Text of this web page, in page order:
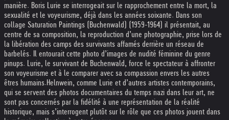
manière. Boris Lurie se interrogeait sur le rapprochement entre la mort, la
sexualité et le voyeurisme, déjà dans les années soixante. Dans son
collage Saturation Paintings (Buchenwald) (1959-1964) il présentait, au
centre de sa composition, la reproduction d’une photographie, prise lors de
la libération des camps des survivants affamés derrière un réseau de
barbelés. Il entourait cette photo d’images de nudité féminine du genre
pinups. Lurie, le survivant de Buchenwald, force le spectateur à affronter
son voyeurisme et à le comparer avec sa compassion envers les autres
êtres humains.Helnwein, comme Lurie et d’autres artistes contemporains,
qui se servent des photos documentaires du temps nazi dans leur art, ne
sont pas concernés par la fidélité à une représentation de la réalité
historique, mais s’interrogent plutôt sur le rôle que ces photos jouent dans